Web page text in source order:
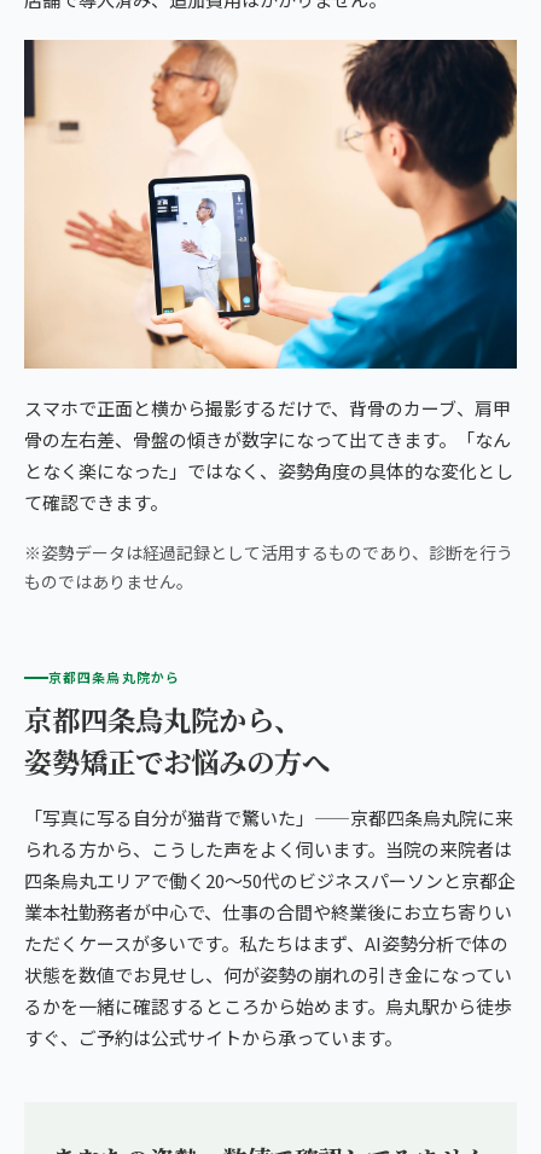
スマホで正面と横から撮影するだけで、背骨のカーブ、肩甲
骨の左右差、骨盤の傾きが数字になって出てきます。「なん
となく楽になった」ではなく、姿勢角度の具体的な変化とし
て確認できます。
※姿勢データは経過記録として活用するものであり、診断を行う
ものではありません。
京都四条烏丸院から
京都四条烏丸院から、
姿勢矯正でお悩みの方へ
「写真に写る自分が猫背で驚いた」——京都四条烏丸院に来
られる方から、こうした声をよく伺います。当院の来院者は
四条烏丸エリアで働く20〜50代のビジネスパーソンと京都企
業本社勤務者が中心で、仕事の合間や終業後にお立ち寄りい
ただくケースが多いです。私たちはまず、AI姿勢分析で体の
状態を数値でお見せし、何が姿勢の崩れの引き金になってい
るかを一緒に確認するところから始めます。烏丸駅から徒歩
すぐ、ご予約は公式サイトから承っています。